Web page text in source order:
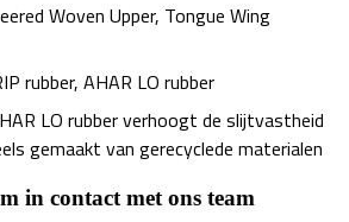
Woven Upper, Tongue Wing
rubber, AHAR LO rubber
LO rubber verhoogt de slijtvastheid
gemaakt van gerecyclede materialen
in contact met ons team